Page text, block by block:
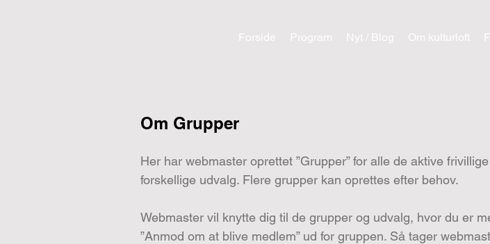
Forside Program Nyt / Blog Om kulturloft
Om Grupper
Her har webmaster oprettet ”Grupper” for alle de aktive
forskellige udvalg. Flere grupper kan oprettes efter behov.
Webmaster vil knytte dig til de grupper og udvalg, hvor du er
”Anmod om at blive medlem” ud for gruppen. Så tager